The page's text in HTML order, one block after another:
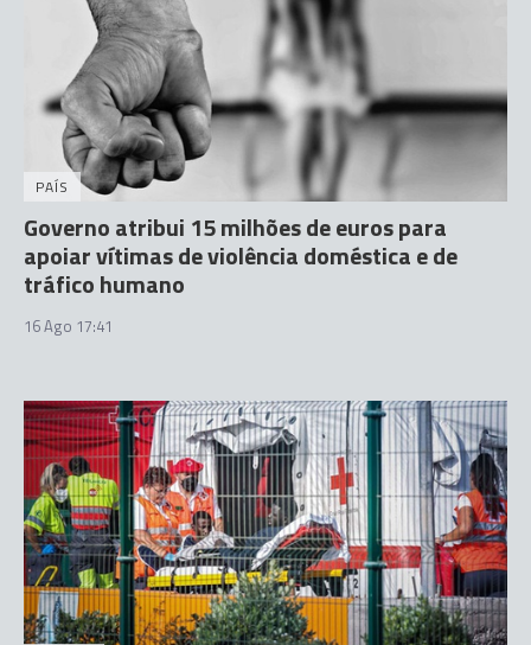
PAÍS
Governo atribui 15 milhões de euros para
apoiar vítimas de violência doméstica e de
tráfico humano
16 Ago 17:41